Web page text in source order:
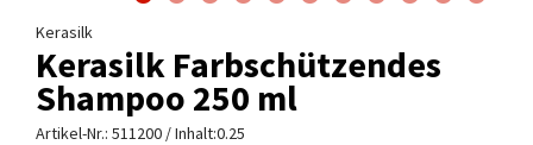
Kerasilk
Kerasilk Farbschützendes
Shampoo 250 ml
Artikel-Nr.: 511200 / Inhalt:0.25